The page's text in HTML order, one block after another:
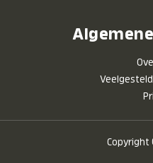
Copyright